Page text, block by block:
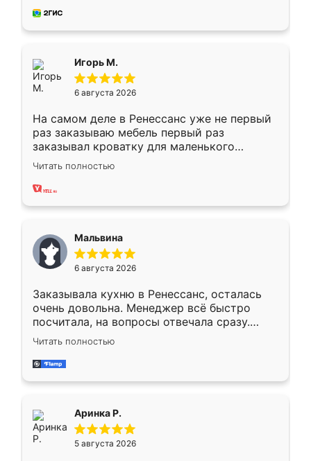
за день, ребята работали аккуратно, даже
Игорь М.
6 августа 2026
На самом деле в Ренессанс уже не первый
раз заказываю мебель первый раз
заказывал кроватку для маленького
ребёнка при его рождении ,во второй раз
заказал шкаф-купе. По качеству очень
хорошее сборка достаточно быстрая,
меньше, здесь же он более разнообразный.
Мне нравится ,если что-то потребуется из
мебели буду заказывать только здесь.
Читать полностью
Мальвина
6 августа 2026
Заказывала кухню в Ренессанс, осталась
очень довольна. Менеджер всё быстро
посчитала, на вопросы отвечала сразу.
Замерщик приехал в субботу, подошёл к
делу со всей ответственностью. Собрали
за день, ребята работали аккуратно, даже
Читать полностью
Аринка Р.
5 августа 2026